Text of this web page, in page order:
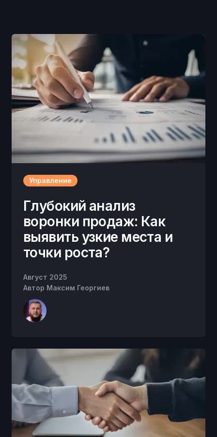
Управление
Глубокий анализ
воронки продаж: Как
выявить узкие места и
точки роста?
Август 2025
Автор Максим Георгиев